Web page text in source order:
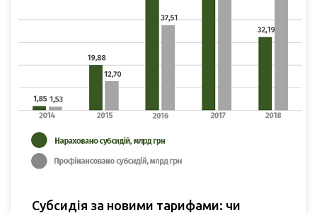
Субсидія за новими тарифами: чи